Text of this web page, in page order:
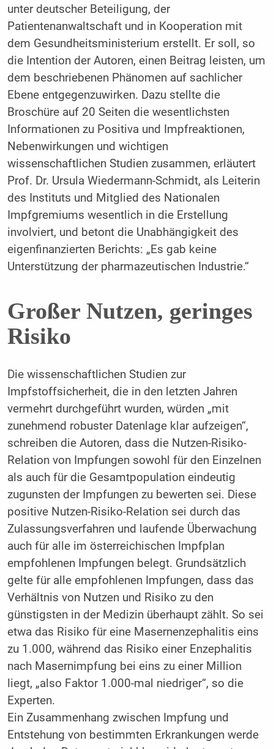
unter deutscher Beteiligung, der
Patientenanwaltschaft und in Kooperation mit
dem Gesundheitsministerium erstellt. Er soll, so
die Intention der Autoren, einen Beitrag leisten, um
dem beschriebenen Phänomen auf sachlicher
Ebene entgegenzuwirken. Dazu stellte die
Broschüre auf 20 Seiten die wesentlichsten
Informationen zu Positiva und Impfreaktionen,
Nebenwirkungen und wichtigen
wissenschaftlichen Studien zusammen, erläutert
Prof. Dr. Ursula Wiedermann-Schmidt, als Leiterin
des Instituts und Mitglied des Nationalen
Impfgremiums wesentlich in die Erstellung
involviert, und betont die Unabhängigkeit des
eigenfinanzierten Berichts: „Es gab keine
Unterstützung der pharmazeutischen Industrie.“
Großer Nutzen, geringes
Risiko
Die wissenschaftlichen Studien zur
Impfstoffsicherheit, die in den letzten Jahren
vermehrt durchgeführt wurden, würden „mit
zunehmend robuster Datenlage klar aufzeigen“,
schreiben die Autoren, dass die Nutzen-Risiko-
Relation von Impfungen sowohl für den Einzelnen
als auch für die Gesamtpopulation eindeutig
zugunsten der Impfungen zu bewerten sei. Diese
positive Nutzen-Risiko-Relation sei durch das
Zulassungsverfahren und laufende Überwachung
auch für alle im österreichischen Impfplan
empfohlenen Impfungen belegt. Grundsätzlich
gelte für alle empfohlenen Impfungen, dass das
Verhältnis von Nutzen und Risiko zu den
günstigsten in der Medizin überhaupt zählt. So sei
etwa das Risiko für eine Masernenzephalitis eins
zu 1.000, während das Risiko einer Enzephalitis
nach Masernimpfung bei eins zu einer Million
liegt, „also Faktor 1.000-mal niedriger“, so die
Experten.
Ein Zusammenhang zwischen Impfung und
Entstehung von bestimmten Erkrankungen werde